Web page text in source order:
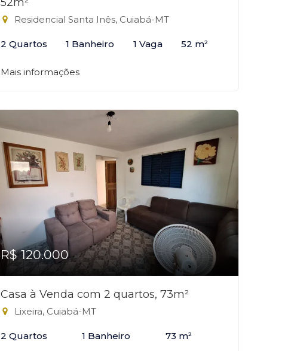
Residencial Santa Inês, Cuiabá-MT
2 Quartos 1 Banheiro 1 Vaga 52 m²
Mais informações
R$ 120.000
Casa à Venda com 2 quartos, 73m²
Lixeira, Cuiabá-MT
2 Quartos 1 Banheiro 73 m²